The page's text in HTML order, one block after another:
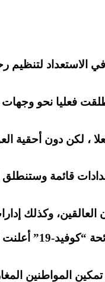
فعليا نحو وجهات
، لكن دون أحقية
قائمة وستنطلق
وكذلك
وكانت
المواطنين